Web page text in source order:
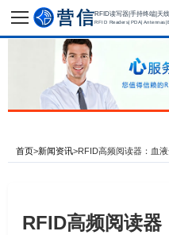
RFID读写器|手持终端|天
RFID
首页>新闻资讯>RFID高频阅读器：血
RFID高频阅读